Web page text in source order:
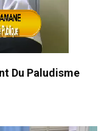
Du Paludisme